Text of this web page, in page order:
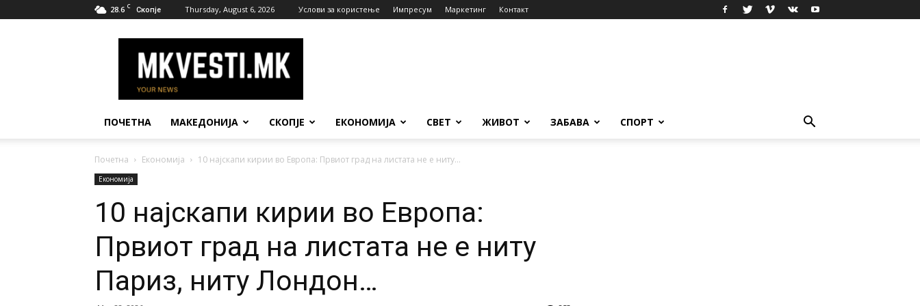
28.6 C Скопје Thursday, August 6, 2026 Услови за користење Импресум Маркетинг Контакт
Вести
ПОЧЕТНА МАКЕДОНИЈА СКОПЈЕ ЕКОНОМИЈА СВЕТ ЖИВОТ ЗАБАВА СПОРТ
Почетна Економија 10 најскапи кирии во Европа: Првиот град на листата не е ниту...
Економија
10 најскапи кирии во Европа:
Првиот град на листата не е ниту
Париз, ниту Лондон…